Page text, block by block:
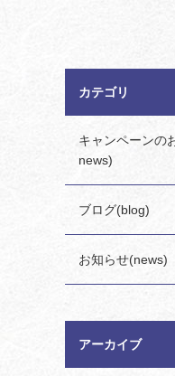
カテゴリ
キャンペーンの
news)
ブログ(blog)
お知らせ(news)
アーカイブ